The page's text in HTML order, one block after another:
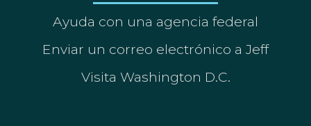
Ayuda con una agencia federal
Enviar un correo electrónico a Jeff
Visita Washington D.C.